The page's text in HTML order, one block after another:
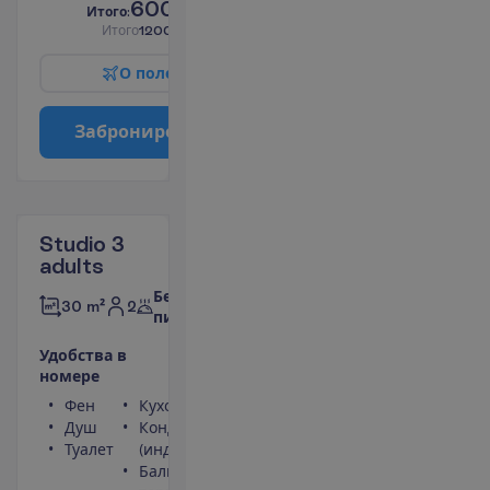
Итого:600.00
Итого1200.00
О поле
Заброниро
Studio 3
adults
30 m² 2
Без
питания
Удобства в
номере
Фен
Душ
Туалет
Кухонная ниша
Кондиционер
(индивидуальный)
Балкон или